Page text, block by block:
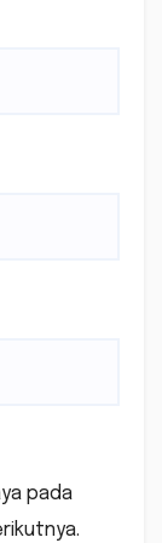
pada